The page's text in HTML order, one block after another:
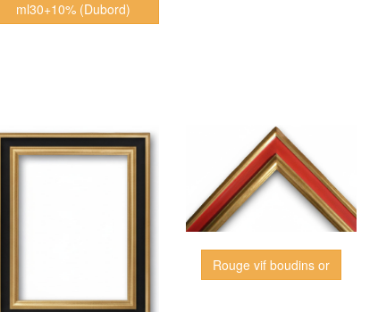
ml30+10% (Dubord)
Rouge vif boudins or